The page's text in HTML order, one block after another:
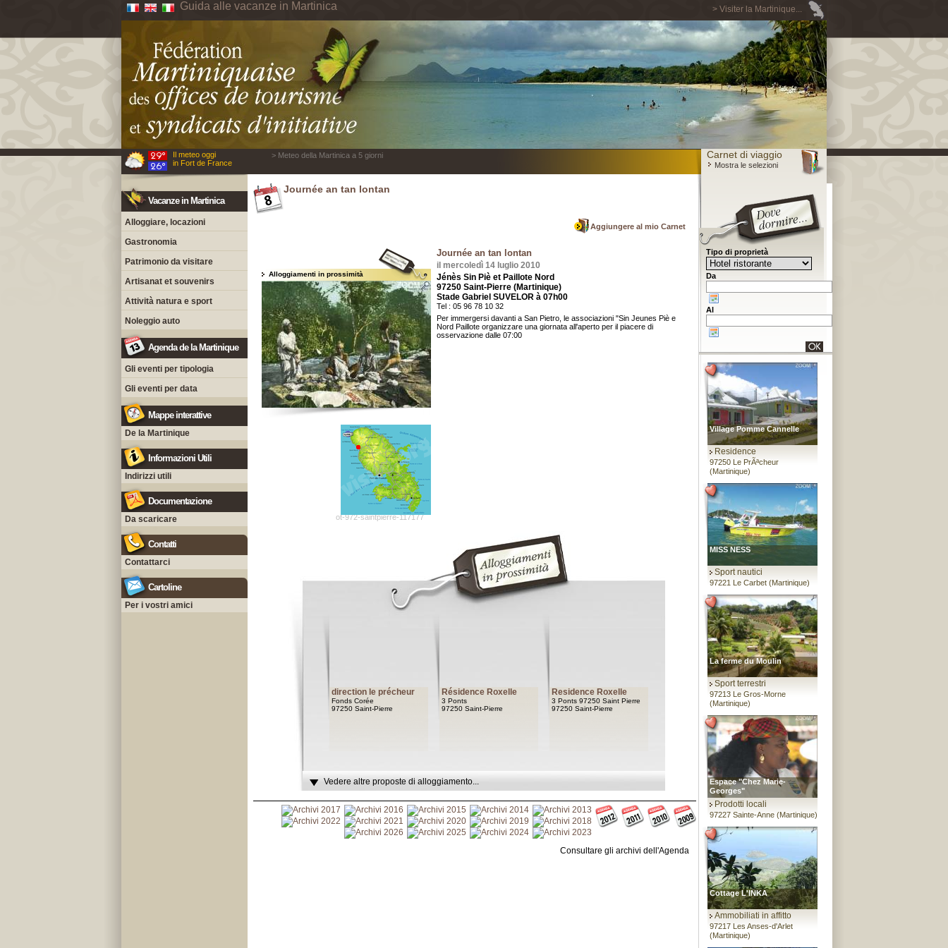
> Visiter la Martinique...
Guida alle vacanze in Martinica
Il meteo oggi
in Fort de France
> Meteo della Martinica a 5 giorni Carnet di viaggio
Mostra le selezioni
Vacanze in Martinica
Alloggiare, locazioni
Gastronomia
Patrimonio da visitare
Artisanat et souvenirs
Attività natura e sport
Noleggio auto
Agenda de la Martinique
Gli eventi per tipologia
Gli eventi per data
Mappe interattive
De la Martinique
Informazioni Utili
Indirizzi utili
Documentazione
Da scaricare
Contatti
Contattarci
Cartoline
Per i vostri amici
Journée an tan lontan
Aggiungere al mio Carnet
Alloggiamenti in prossimità
ot-972-saintpierre-117177
Journée an tan lontan
il mercoledì 14 luglio 2010
Jénès Sin Piè et Paillote Nord
97250 Saint-Pierre (Martinique)
Stade Gabriel SUVELOR à 07h00
Tel : 05 96 78 10 32
Per immergersi davanti a San Pietro, le associazioni "Sin Jeunes Piè e
Nord Paillote organizzare una giornata all'aperto per il piacere di
osservazione dalle 07:00
direction le précheur
Fonds Corée
97250 Saint-Pierre
Résidence Roxelle
3 Ponts
97250 Saint-Pierre
Residence Roxelle
3 Ponts 97250 Saint Pierre
97250 Saint-Pierre
Vedere altre proposte di alloggiamento...
Consultare gli archivi dell'Agenda
Tipo di proprietà
Da
Al
Village Pomme Cannelle
Residence
97250 Le PrÃªcheur
(Martinique)
MISS NESS
Sport nautici
97221 Le Carbet (Martinique)
La ferme du Moulin
Sport terrestri
97213 Le Gros-Morne
(Martinique)
Espace "Chez Marie-
Georges"
Prodotti locali
97227 Sainte-Anne (Martinique)
Cottage L'INKA
Ammobiliati in affitto
97217 Les Anses-d'Arlet
(Martinique)